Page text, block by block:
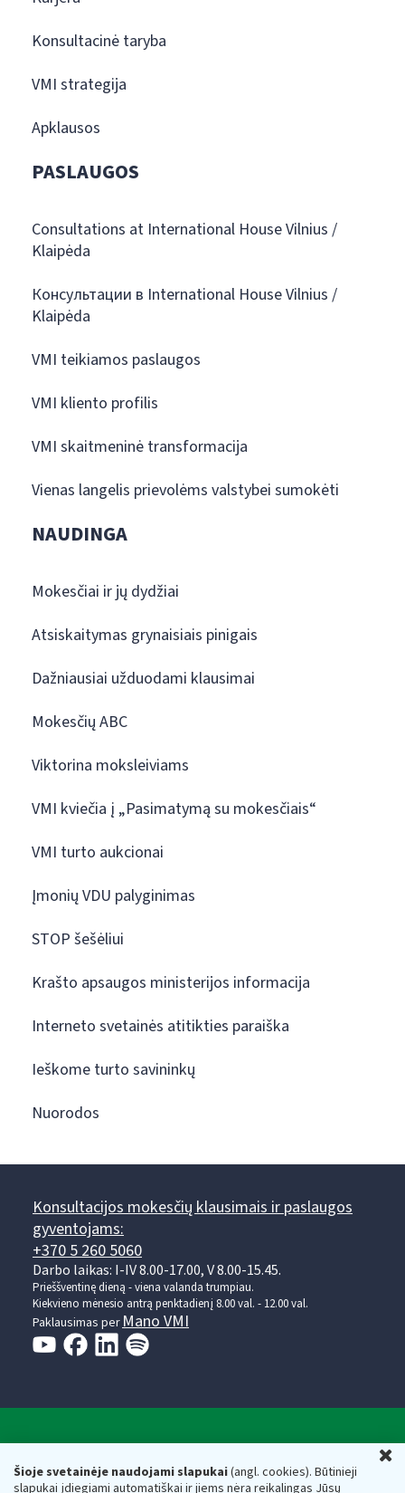
Šioje svetainėje naudojami slapukai(angl. cookies). Būtinieji
slapukai įdiegiami automatiškai ir jiems nėra reikalingas Jūsų
Konsultacinė taryba
VMI strategija
Apklausos
PASLAUGOS
Consultations at International House Vilnius /
Klaipėda
Консультации в International House Vilnius /
Klaipėda
VMI teikiamos paslaugos
VMI kliento profilis
VMI skaitmeninė transformacija
Vienas langelis prievolėms valstybei sumokėti
NAUDINGA
Mokesčiai ir jų dydžiai
Atsiskaitymas grynaisiais pinigais
Dažniausiai užduodami klausimai
Mokesčių ABC
Viktorina moksleiviams
VMI kviečia į „Pasimatymą su mokesčiais“
VMI turto aukcionai
Įmonių VDU palyginimas
STOP šešėliui
Krašto apsaugos ministerijos informacija
Interneto svetainės atitikties paraiška
Ieškome turto savininkų
Nuorodos
Konsultacijos mokesčių klausimais ir paslaugos
gyventojams:
+370 5 260 5060
Darbo laikas: I-IV 8.00-17.00, V 8.00-15.45.
Prieššventinę dieną - viena valanda trumpiau.
Kiekvieno mėnesio antrą penktadienį 8.00 val. - 12.00 val.
Paklausimas per Mano VMI
Respublikos finansų ministerijos